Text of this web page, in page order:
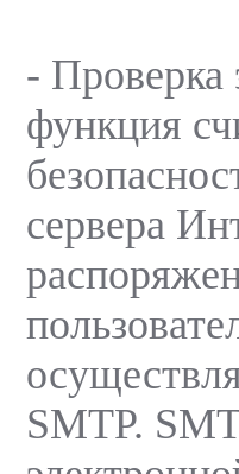
- Проверка
функция
сервера
SMTP.